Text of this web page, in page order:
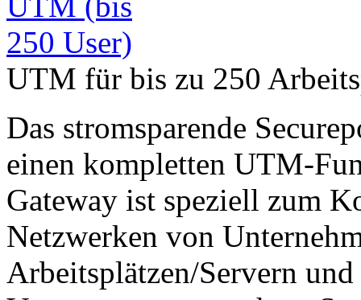
UTM für bis zu 250
Das stromsparende
einen kompletten UTM-
Gateway ist speziell zum
Netzwerken von
Arbeitsplätzen/Servern